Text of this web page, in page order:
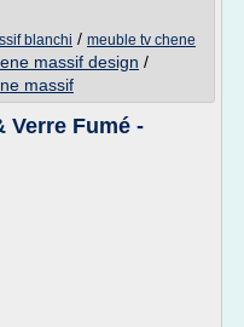
blanchi / meuble tv chene
massif design /
massif
Verre Fumé -